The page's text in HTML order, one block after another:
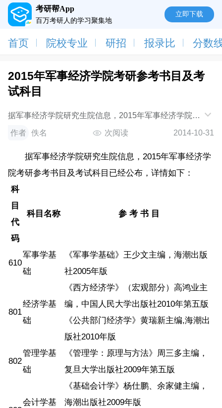
考研帮App
百万考研人的学习聚集地
立即下载
首页 院校专业 研招 报录比 分数
2015年军事经济学院考研参考书目及考
试科目
据军事经济学院研究生院信息，2015年军事经济学院考
研参考书目及考试科目已经公布，详情如下：科目代码
科目名称参考书目610军事学基础《军事学基
作者 佚名 次阅读 2014-10-31
据军事经济学院研究生院信息，2015年军事经济学
院考研参考书目及考试科目已经公布，详情如下：
科
目
代
码
科目名称 参 考 书 目
610
军事学基
础
《军事学基础》王少文主编，海潮出版
社2005年版
801
经济学基
础
《西方经济学》（宏观部分）高鸿业主
编，中国人民大学出版社2010年第五版
《公共部门经济学》黄瑞新主编,海潮出
版社2010年版
802
管理学基
础
《管理学：原理与方法》周三多主编，
复旦大学出版社2009年第五版
会计学基
《基础会计学》杨仕鹏、余家健主编，
海潮出版社2009年版